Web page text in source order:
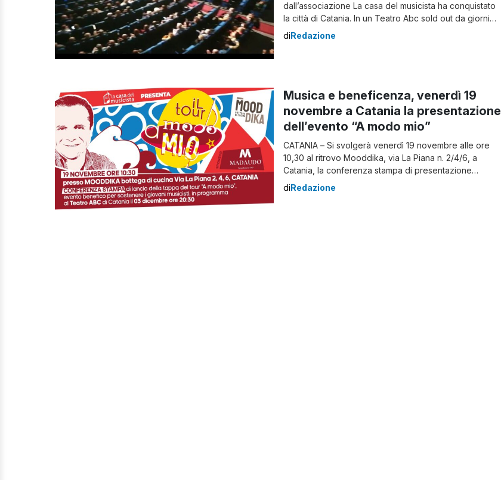
dall’associazione La casa del musicista ha conquistato
la città di Catania. In un Teatro Abc sold out da giorni
per la tappa del tour il presidente dell’associazione
diRedazione
Musica e beneficenza, venerdì 19
novembre a Catania la presentazione
dell’evento “A modo mio”
CATANIA – Si svolgerà venerdì 19 novembre alle ore
10,30 al ritrovo Mooddika, via La Piana n. 2/4/6, a
Catania, la conferenza stampa di presentazione
dell’evento di beneficenza “A modo mio”. Il tour “A
diRedazione